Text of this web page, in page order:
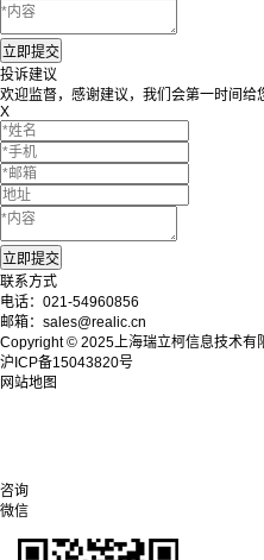
投诉建议
欢迎监督，感谢建议，我们会第一时间给
X
联系方式
电话：021-54960856
邮箱：sales@realic.cn
Copyright © 2025上海瑞立柯信息技术有
沪ICP备15043820号
网站地图
咨询
微信